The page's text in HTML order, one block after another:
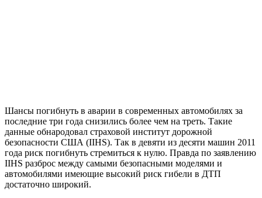
Шансы погибнуть в аварии в современных автомобилях за
последние три года снизились более чем на треть. Такие
данные обнародовал страховой институт дорожной
безопасности США (IIHS). Так в девяти из десяти машин 2011
года риск погибнуть стремиться к нулю. Правда по заявлению
IIHS разброс между самыми безопасными моделями и
автомобилями имеющие высокий риск гибели в ДТП
достаточно широкий.